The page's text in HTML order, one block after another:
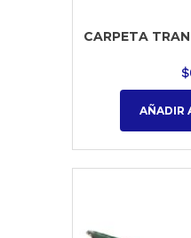
CARPETA
$
AÑADIR